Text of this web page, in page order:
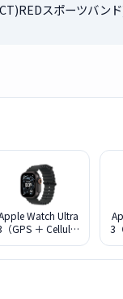
スポーツバン
Watch Ultra
（GPS ＋ Cellular
3